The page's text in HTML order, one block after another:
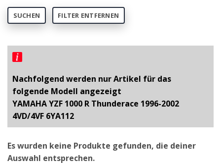
SUCHEN FILTER ENTFERNEN
Nachfolgend werden nur Artikel für das
folgende Modell angezeigt
YAMAHA YZF 1000 R Thunderace 1996-2002
4VD/4VF 6YA112
Es wurden keine Produkte gefunden, die deiner
Auswahl entsprechen.